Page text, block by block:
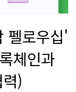
로우십'
체인과
)